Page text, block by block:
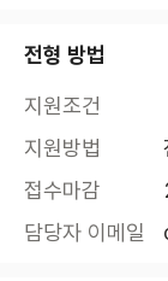
전형 방법
지원조건
지원방법
접수마감
담당자 이메일